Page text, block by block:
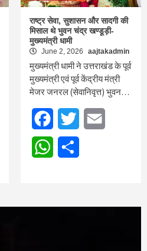
राष्ट्र सेवा, सुशासन और सादगी की
मिसाल थे भुवन चंद्र खण्डूड़ी-
मुख्यमंत्री धामी
June 2, 2026 aajtakadmin
मुख्यमंत्री धामी ने उत्तराखंड के पूर्व
मुख्यमंत्री एवं पूर्व केंद्रीय मंत्री
मेजर जनरल (सेवानिवृत्त) भुवन…
FacebookTwitter
WhatsApp